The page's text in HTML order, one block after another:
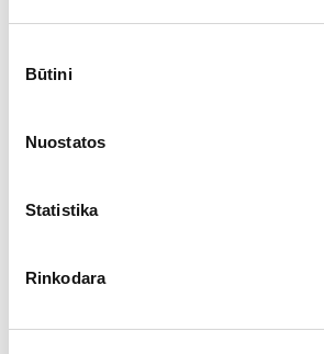
pasirinkimas
Būtini
Nuostatos
Statistika
Rinkodara